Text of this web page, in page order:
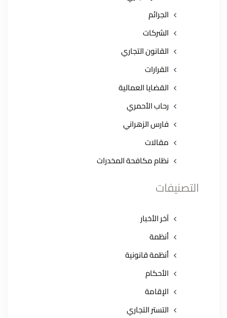
الجرائم
الشركات
القانون التجاري
القرارات
القضايا العمالية
رحاب الأحمري
فارس الزهراني
مقالات
نظام مكافحة المخدرات
التصنيفات
آخر الأخبار
أنظمة
أنظمة قانونية
الأحكام
الإقامة
التستر التجاري